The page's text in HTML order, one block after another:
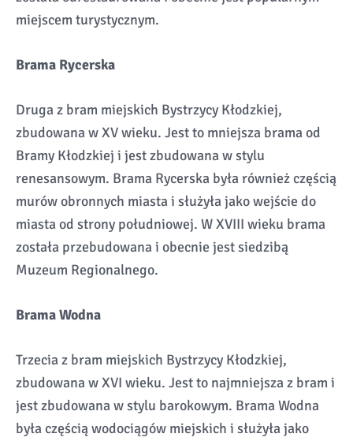
miejscem turystycznym.
Brama Rycerska
Druga z bram miejskich Bystrzycy Kłodzkiej,
zbudowana w XV wieku. Jest to mniejsza brama od
Bramy Kłodzkiej i jest zbudowana w stylu
renesansowym. Brama Rycerska była również częścią
murów obronnych miasta i służyła jako wejście do
miasta od strony południowej. W XVIII wieku brama
została przebudowana i obecnie jest siedzibą
Muzeum Regionalnego.
Brama Wodna
Trzecia z bram miejskich Bystrzycy Kłodzkiej,
zbudowana w XVI wieku. Jest to najmniejsza z bram i
jest zbudowana w stylu barokowym. Brama Wodna
była częścią wodociągów miejskich i służyła jako